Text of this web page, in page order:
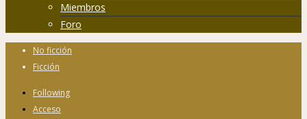
Miembros
Foro
No ficción
Ficción
Following
Acceso